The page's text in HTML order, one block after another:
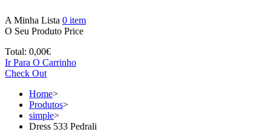
A Minha Lista 0 item
O Seu Produto Price
Total: 0,00€
Ir Para O Carrinho
Check Out
Home>
Produtos>
simple>
Dress 533 Pedrali